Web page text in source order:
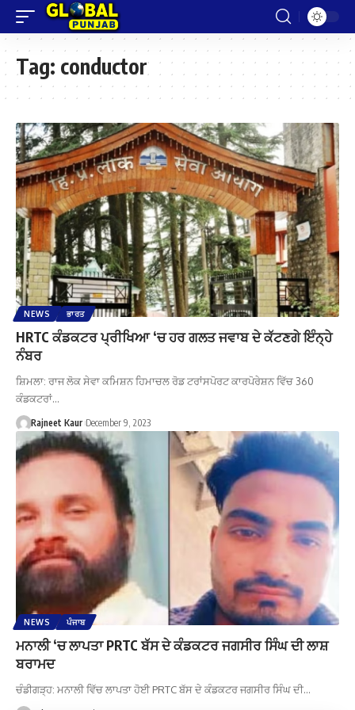
Tag: conductor
NEWS ਭਾਰਤ
HRTC ਕੰਡਕਟਰ ਪ੍ਰੀਖਿਆ ‘ਚ ਹਰ ਗਲਤ ਜਵਾਬ ਦੇ ਕੱਟਣਗੇ ਇੰਨ੍ਹੇ
ਨੰਬਰ
ਸ਼ਿਮਲਾ: ਰਾਜ ਲੋਕ ਸੇਵਾ ਕਮਿਸ਼ਨ ਹਿਮਾਚਲ ਰੋਡ ਟਰਾਂਸਪੋਰਟ ਕਾਰਪੋਰੇਸ਼ਨ ਵਿੱਚ 360
ਕੰਡਕਟਰਾਂ…
Rajneet Kaur December 9, 2023
NEWS ਪੰਜਾਬ
ਮਨਾਲੀ ‘ਚ ਲਾਪਤਾ PRTC ਬੱਸ ਦੇ ਕੰਡਕਟਰ ਜਗਸੀਰ ਸਿੰਘ ਦੀ ਲਾਸ਼
ਬਰਾਮਦ
ਚੰਡੀਗੜ੍ਹ: ਮਨਾਲੀ ਵਿੱਚ ਲਾਪਤਾ ਹੋਈ PRTC ਬੱਸ ਦੇ ਕੰਡਕਟਰ ਜਗਸੀਰ ਸਿੰਘ ਦੀ…